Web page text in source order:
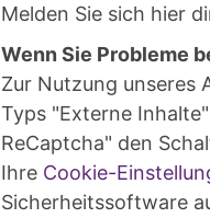
Melden Sie sich hier
Wenn Sie Probleme
Zur Nutzung unseres
Typs "Externe
ReCaptcha" den
Ihre Cookie-
Sicherheitssoftware